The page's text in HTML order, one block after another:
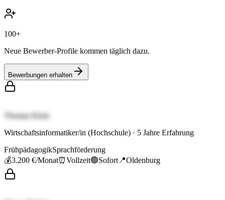
100+
Neue Bewerber-Profile kommen täglich dazu.
Bewerbungen erhalten
Thomas Klein
Wirtschaftsinformatiker/in (Hochschule) · 5 Jahre Erfahrung
FrühpädagogikSprachförderung
💰3.200 €/Monat⏰Vollzeit🟢Sofort 📍Oldenburg